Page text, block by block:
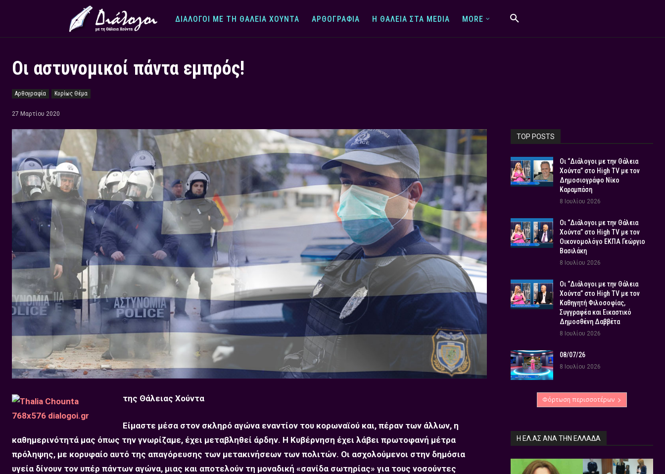
ΔΙΆΛΟΓΟΙ ΜΕ ΤΗ ΘΆΛΕΙΑ ΧΟΎΝΤΑ ΑΡΘΟΓΡΑΦΊΑ Η ΘΆΛΕΙΑ ΣΤΑ MEDIA MORE
Οι αστυνομικοί πάντα εμπρός!
Αρθογραφία Κυρίως Θέμα
27 Μαρτίου 2020
της Θάλειας Χούντα
Είμαστε μέσα στον σκληρό αγώνα εναντίον του κορωναϊού και, πέραν των άλλων, η
καθημερινότητά μας όπως την γνωρίζαμε, έχει μεταβληθεί άρδην. Η Κυβέρνηση έχει λάβει πρωτοφανή μέτρα
πρόληψης, με κορυφαίο αυτό της απαγόρευσης των μετακινήσεων των πολιτών. Οι ασχολούμενοι στην δημόσια
υγεία δίνουν τον υπέρ πάντων αγώνα, μιας και αποτελούν τη μοναδική «σανίδα σωτηρίας» για τους νοσούντες
TOP POSTS
Οι “Διάλογοι με την Θάλεια
Χούντα” στο High TV με τον
Δημοσιογράφο Νίκο
Καραμπάση
8 Ιουλίου 2026
Οι “Διάλογοι με την Θάλεια
Χούντα” στο High TV με τον
Οικονομολόγο ΕΚΠΑ Γεώργιο
Βασιλάκη
8 Ιουλίου 2026
Οι “Διάλογοι με την Θάλεια
Χούντα” στο High TV με τον
Καθηγητή Φιλοσοφίας,
Συγγραφέα και Εικαστικό
Δημοσθένη Δαββέτα
8 Ιουλίου 2026
08/07/26
8 Ιουλίου 2026
Φόρτωση περισσοτέρων
Η ΕΛ.ΑΣ ΑΝΆ ΤΗΝ ΕΛΛΆΔΑ